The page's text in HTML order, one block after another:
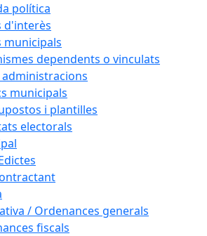
política
d'interès
municipals
dependents o vinculats
municipals
i plantilles
electorals
/ Ordenances generals
fiscals